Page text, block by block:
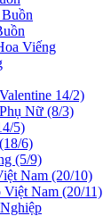
Viếng
14/2)
Nữ (8/3)
5)
6)
(5/9)
Nam (20/10)
Nam (20/11)